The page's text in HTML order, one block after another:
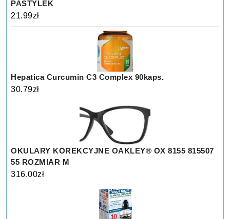
PASTYLEK
21.99zł
Hepatica Curcumin C3 Complex 90kaps.
30.79zł
OKULARY KOREKCYJNE OAKLEY® OX 8155 815507
55 ROZMIAR M
316.00zł